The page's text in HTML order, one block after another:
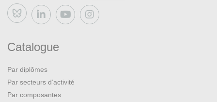
Bluesky
Catalogue
Par diplômes
Par secteurs d’activité
Par composantes